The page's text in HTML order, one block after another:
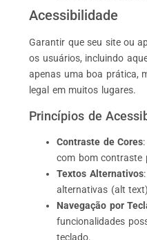
Acessibilidade
Garantir que seu site ou
os usuários, incluindo
apenas uma boa prática,
legal em muitos lugares.
Princípios de
Contraste de Cores
com bom contraste
Textos Alternativos
alternativas (alt
Navegação por
funcionalidades
teclado.